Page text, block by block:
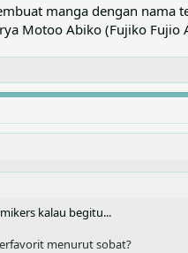
manga dengan nama
Motoo Abiko (Fujiko Fujio
kalau begitu...
menurut sobat?